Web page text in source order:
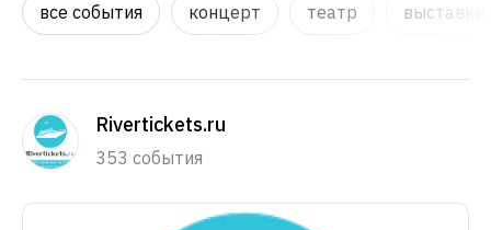
все события концерт театр
Rivertickets.ru
353 события